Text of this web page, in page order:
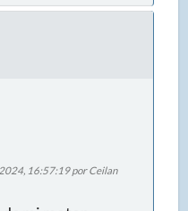
16:57:19 por Ceilan